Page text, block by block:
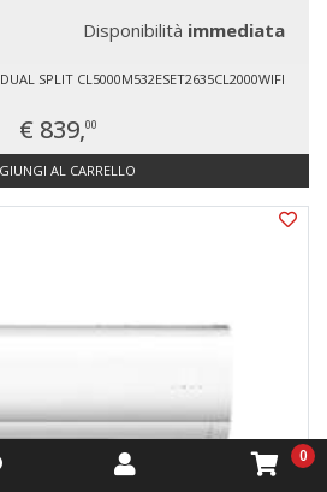
Disponibilità immediata
SPLIT CL5000M532ESET2635CL2000WIFI
€ 839,00
AL CARRELLO
0